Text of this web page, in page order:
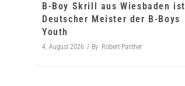
B-Boy Skrill aus Wiesbaden ist
Deutscher Meister der B-Boys
Youth
4. August 2026 By Robert Panther